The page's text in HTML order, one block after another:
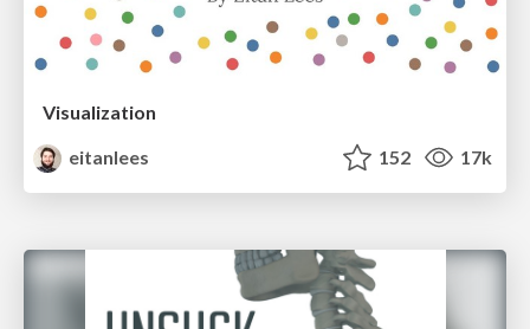
Visualization
eitanlees
152 17k